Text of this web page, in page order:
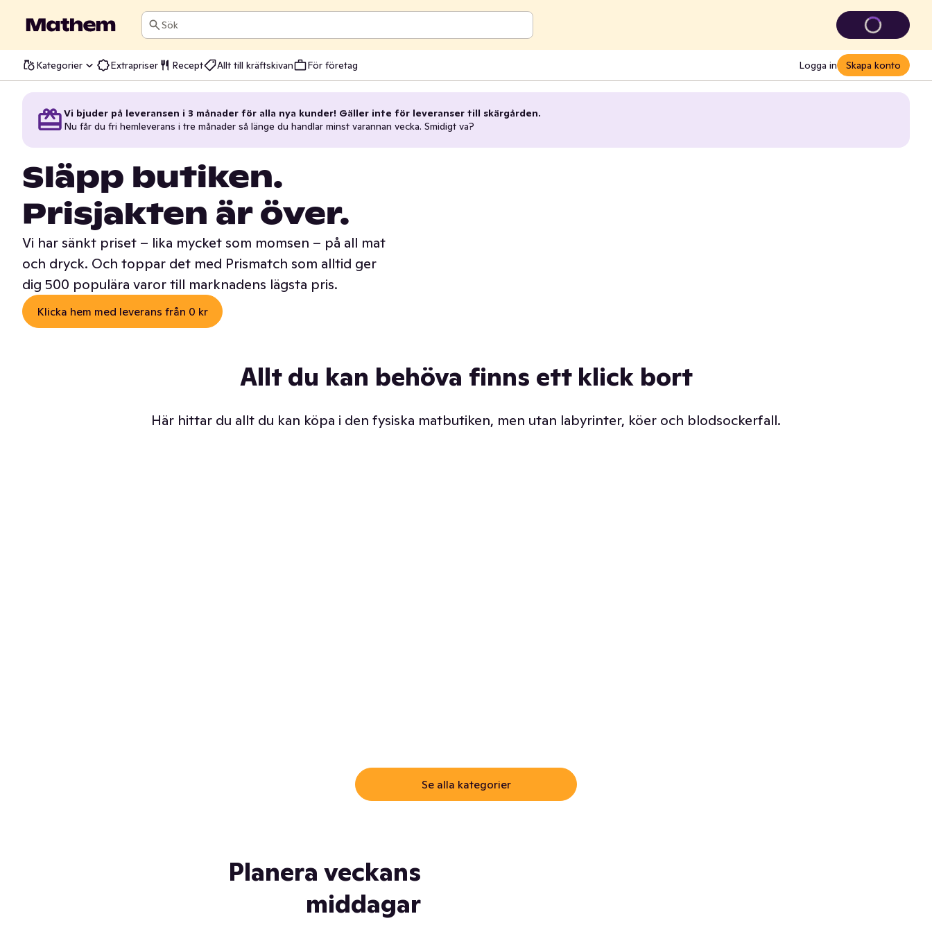
Sök
Kategorier Extrapriser Recept Allt till kräftskivan För företag Logga in Skapa konto
Vi bjuder på leveransen i 3 månader för alla nya kunder! Gäller inte för leveranser till skärgården.
Nu får du fri hemleverans i tre månader så länge du handlar minst varannan vecka. Smidigt va?
Släpp butiken.
Prisjakten är över.
Vi har sänkt priset – lika mycket som momsen – på all mat
och dryck. Och toppar det med Prismatch som alltid ger
dig 500 populära varor till marknadens lägsta pris.
Klicka hem med leverans från 0 kr
Allt du kan behöva finns ett klick bort
Här hittar du allt du kan köpa i den fysiska matbutiken, men utan labyrinter, köer och blodsockerfall.
Se alla kategorier
Planera veckans
middagar